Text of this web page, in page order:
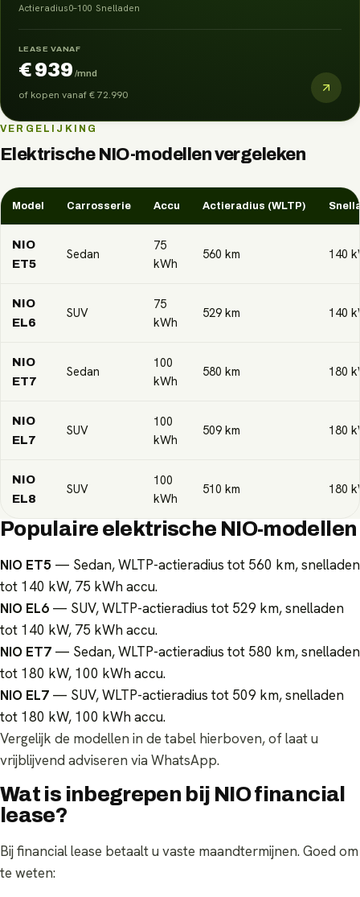
Actieradius0–100 Snelladen
LEASE VANAF
€ 939 /mnd
of kopen vanaf€ 72.990
VERGELIJKING
Elektrische NIO-modellen vergeleken
Model Carrosserie Accu Actieradius (WLTP)
NIO
ET5
Sedan
75
kWh
560 km 140
NIO
EL6
SUV
75
kWh
529 km 140
NIO
ET7
Sedan
100
kWh
580 km 180
NIO
EL7
SUV
100
kWh
509 km 180
NIO
EL8
SUV
100
kWh
510 km 180
Populaire elektrische NIO-modellen
NIO ET5 — Sedan, WLTP-actieradius tot 560 km, snelladen
tot 140 kW, 75 kWh accu.
NIO EL6 — SUV, WLTP-actieradius tot 529 km, snelladen
tot 140 kW, 75 kWh accu.
NIO ET7 — Sedan, WLTP-actieradius tot 580 km, snelladen
tot 180 kW, 100 kWh accu.
NIO EL7 — SUV, WLTP-actieradius tot 509 km, snelladen
tot 180 kW, 100 kWh accu.
Vergelijk de modellen in de tabel hierboven, of laat u
vrijblijvend adviseren via WhatsApp.
Wat is inbegrepen bij NIO financial
lease?
Bij financial lease betaalt u vaste maandtermijnen. Goed om
te weten: